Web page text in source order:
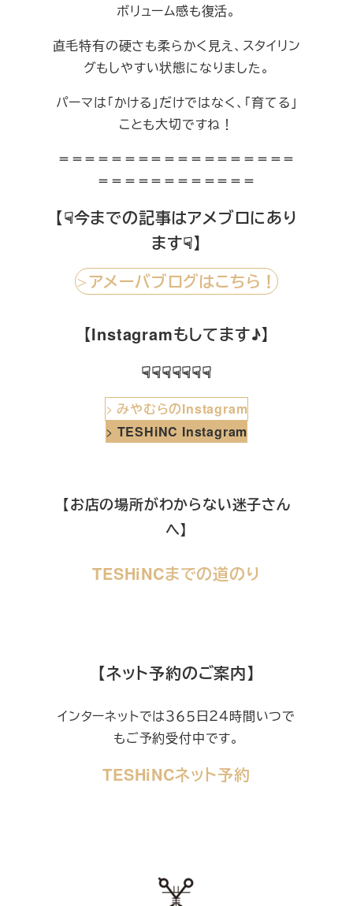
ボリューム感も復活。
直毛特有の硬さも柔らかく見え、スタイリン
グもしやすい状態になりました。
パーマは「かける」だけではなく、「育てる」
ことも大切ですね！
＝＝＝＝＝＝＝＝＝＝＝＝＝＝＝＝＝＝
＝＝＝＝＝＝＝＝＝＝＝＝
【☟今までの記事はアメブロにあり
ます☟】
＞アメーバブログはこちら！
【Instagramもしてます♪】
☟☟☟☟☟☟☟
>みやむらのInstagram
> TESHiNC Instagram
【お店の場所がわからない迷子さん
へ】
TESHiNCまでの道のり
【ネット予約のご案内】
インターネットでは３６５日２４時間いつで
もご予約受付中です。
TESHiNCネット予約